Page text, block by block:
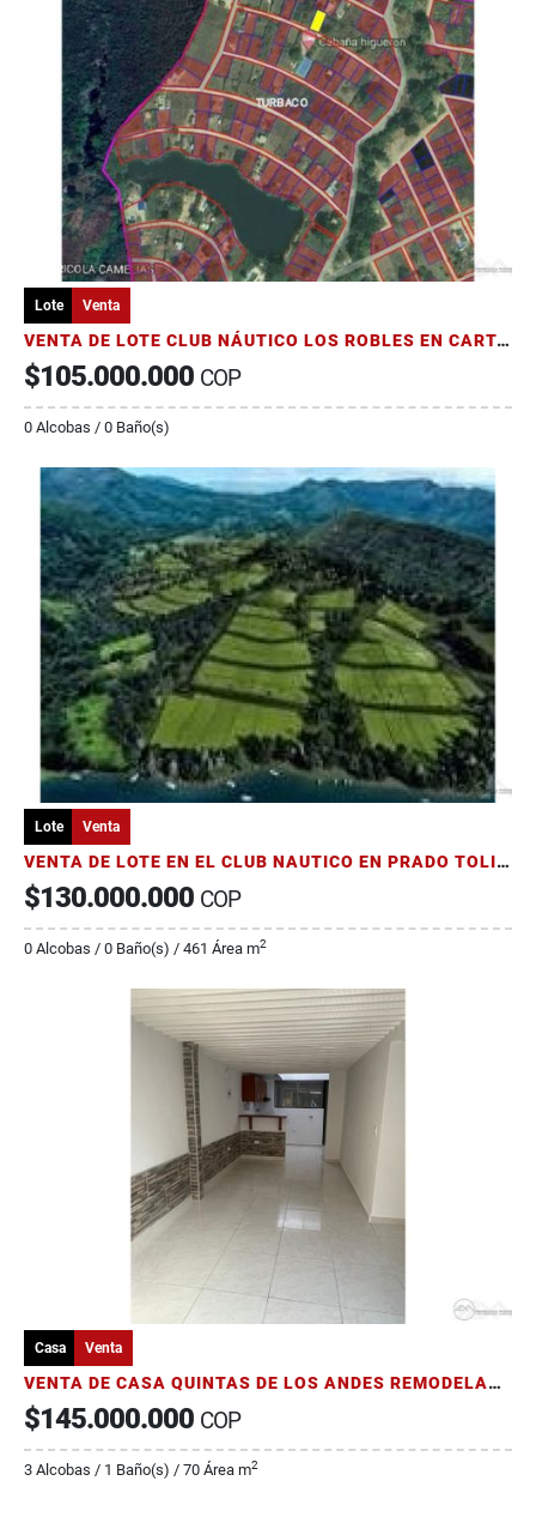
Lote Venta
VENTA DE LOTE CLUB NÁUTICO LOS ROBLES EN CARTAGENA DE INDIAS
$105.000.000 COP
0 Alcobas / 0 Baño(s)
Lote Venta
VENTA DE LOTE EN EL CLUB NAUTICO EN PRADO TOLIMA
$130.000.000 COP
0 Alcobas / 0 Baño(s) / 461 Área m2
Casa Venta
VENTA DE CASA QUINTAS DE LOS ANDES REMODELADA ARMENIA QUINDÍO
$145.000.000 COP
3 Alcobas / 1 Baño(s) / 70 Área m2